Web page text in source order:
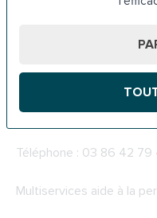
Téléphone : 07 64 26
Proximalia
13 Rue René Schaeffer,
Téléphone : 03 86 42 79
Multiservices aide à la